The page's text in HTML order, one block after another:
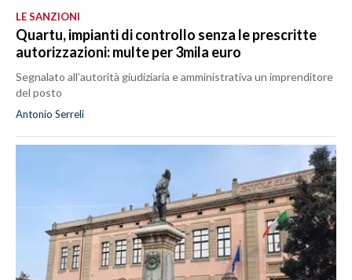
LE SANZIONI
Quartu, impianti di controllo senza le prescritte
autorizzazioni: multe per 3mila euro
Segnalato all’autorità giudiziaria e amministrativa un imprenditore
del posto
Antonio Serreli